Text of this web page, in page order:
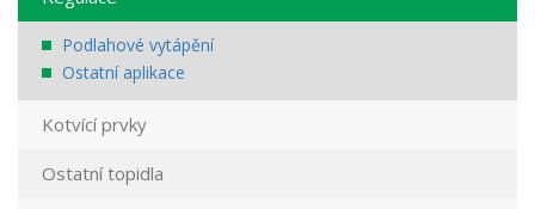
Podlahové vytápění
Ostatní aplikace
Kotvící prvky
Ostatní topidla